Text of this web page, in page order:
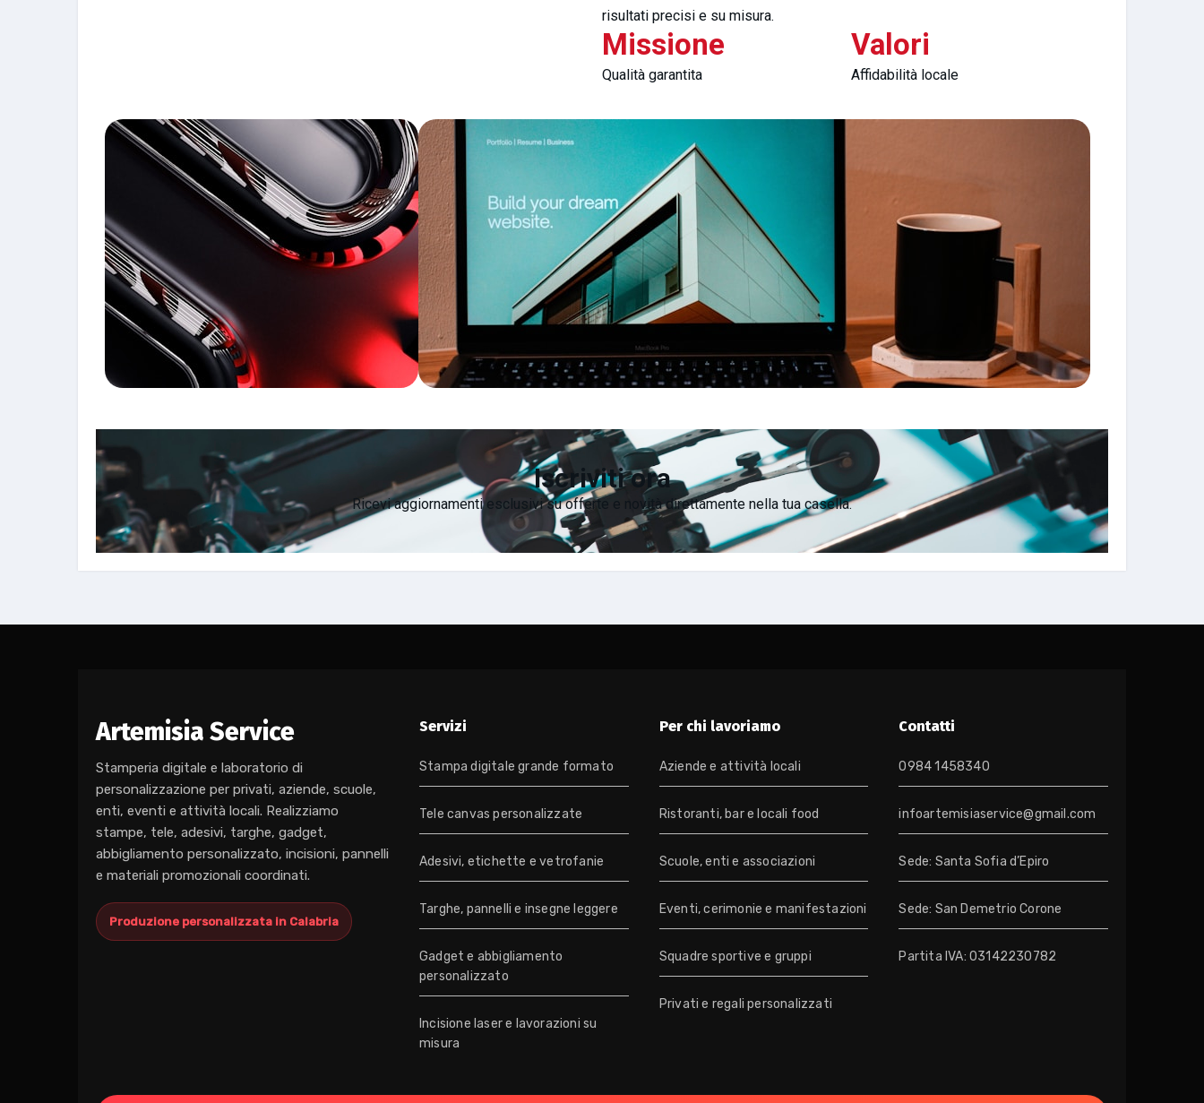
risultati precisi e su misura.
Missione
Qualità garantita
Valori
Affidabilità locale
Iscriviti ora
Ricevi aggiornamenti esclusivi su offerte e novità direttamente nella tua casella.
Artemisia Service
Stamperia digitale e laboratorio di
personalizzazione per privati, aziende, scuole,
enti, eventi e attività locali. Realizziamo
stampe, tele, adesivi, targhe, gadget,
abbigliamento personalizzato, incisioni, pannelli
e materiali promozionali coordinati.
Produzione personalizzata in Calabria
Servizi
Stampa digitale grande formato
Tele canvas personalizzate
Adesivi, etichette e vetrofanie
Targhe, pannelli e insegne leggere
Gadget e abbigliamento
personalizzato
Incisione laser e lavorazioni su
misura
Per chi lavoriamo
Aziende e attività locali
Ristoranti, bar e locali food
Scuole, enti e associazioni
Eventi, cerimonie e manifestazioni
Squadre sportive e gruppi
Privati e regali personalizzati
Contatti
0984 1458340
infoartemisiaservice@gmail.com
Sede: Santa Sofia d’Epiro
Sede: San Demetrio Corone
Partita IVA: 03142230782